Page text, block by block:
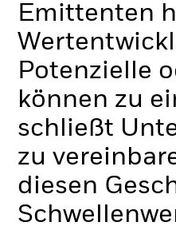
Emittenten
Potenzielle
können zu
schließt
zu
diesen